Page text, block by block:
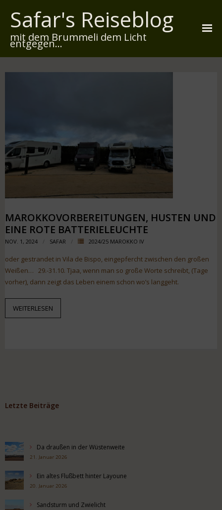
Safar's Reiseblog
mit dem Brummeli dem Licht
entgegen...
Kontakt
Impressum
MAROKKOVORBEREITUNGEN, HUSTEN UND
EINE ROTE BATTERIELEUCHTE
NOV. 1, 2024 SAFAR 2024/25 MAROKKO IV
oder gestrandet in Vila de Bispo, eingepfercht zwischen den großen
Weißen… 29.-31.10. Tjaa, wenn man so große Worte schreibt, (Tage
vorher), dann zeigt das Leben einem schon wo’s langgeht.
WEITERLESEN
Letzte Beiträge
Da draußen in der Wüstenweite
21. Januar 2026
Ein altes Flußbett hinter Layoune
20. Januar 2026
Sandsturm und Zwielicht